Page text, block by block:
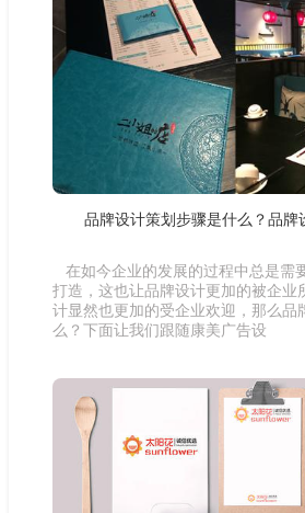
品牌设计策划步骤是什么？品牌
在如今企业的发展的过程中总是需
打造，这也让品牌设计更加的被企业
计显然也更加的受企业欢迎，那么品
么？下面让我们跟随康美广告设